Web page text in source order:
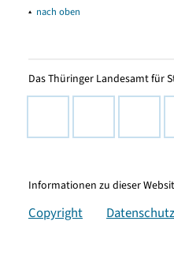
▴ nach oben
Das Thüringer Landesamt für
Informationen zu dieser
Copyright Datenschutz